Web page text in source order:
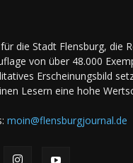
die Stadt Flensburg, die
von über 48.000
Erscheinungsbild
Lesern eine hohe
moin@flensburgjournal.de